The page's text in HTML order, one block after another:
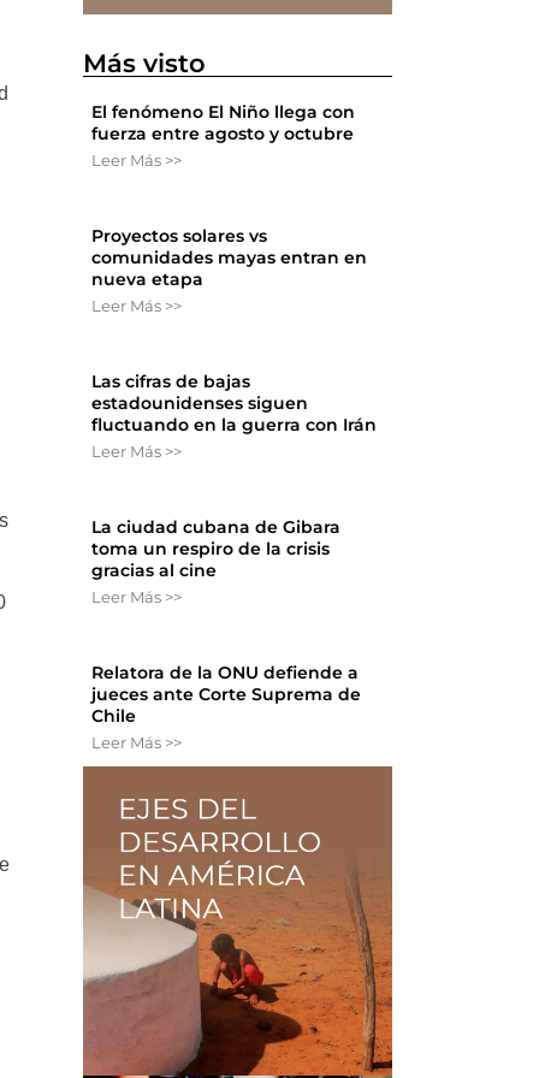
Más visto
El fenómeno El Niño llega con
fuerza entre agosto y octubre
Leer Más >>
Proyectos solares vs
comunidades mayas entran en
nueva etapa
Leer Más >>
Las cifras de bajas
estadounidenses siguen
fluctuando en la guerra con Irán
Leer Más >>
La ciudad cubana de Gibara
toma un respiro de la crisis
gracias al cine
Leer Más >>
Relatora de la ONU defiende a
jueces ante Corte Suprema de
Chile
Leer Más >>